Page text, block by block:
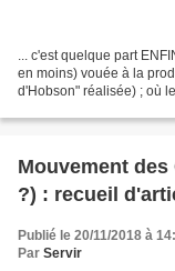
... c'est quelque part
en moins) vouée à la
d'Hobson" réalisée) ; où
Mouvement
?) : recueil
Publié le 20/11/2018 à
Par Servir